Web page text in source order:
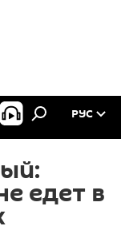
РУС
едет в